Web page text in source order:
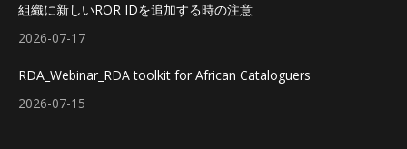
組織に新しいROR IDを追加する時の注意
2026-07-17
RDA_Webinar_RDA toolkit for African Cataloguers
2026-07-15